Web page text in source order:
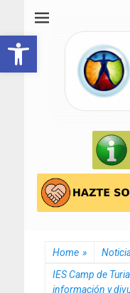
Home »
IES Camp de
información y
Abrir barra de herramientas